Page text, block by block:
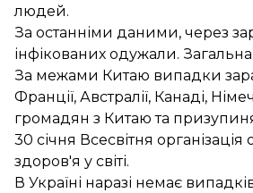
людей.
За останніми даними, через
інфікованих одужали.
За межами Китаю випадки
Франції, Австралії, Канаді,
громадян з Китаю та
30 січня Всесвітня
здоров'я у світі.
В Україні наразі немає